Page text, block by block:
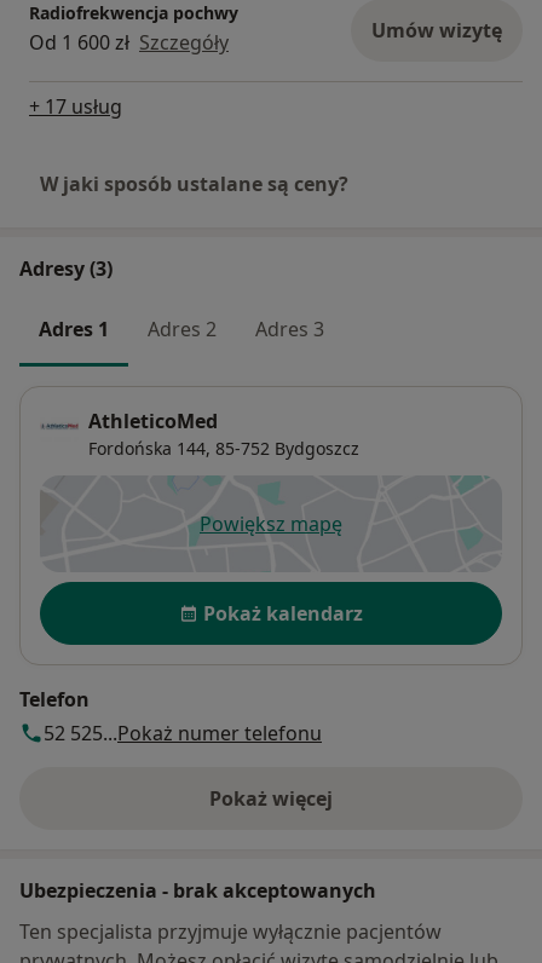
Radiofrekwencja pochwy
Od 1 600 zł Szczegóły Umów wizytę
+ 17 usług
W jaki sposób ustalane są ceny?
Adresy (3)
Adres 1 Adres 2 Adres 3
AthleticoMed
Fordońska 144, 85-752 Bydgoszcz
Powiększ mapęotwiera się w nowej karcie
Dostępność
Pokaż kalendarz
Telefon
52 525...Pokaż numer telefonu
Pokaż więcej
o adresie
Ubezpieczenia - brak akceptowanych
Ten specjalista przyjmuje wyłącznie pacjentów